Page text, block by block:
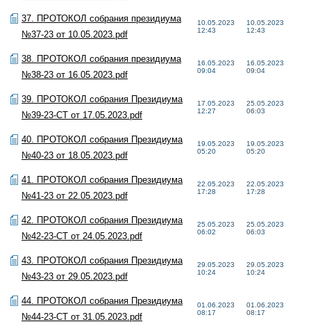
37. ПРОТОКОЛ собрания президиума
№37-23 от 10.05.2023.pdf
10.05.2023
12:43
10.05.2023
12:43
38. ПРОТОКОЛ собрания президиума
№38-23 от 16.05.2023.pdf
16.05.2023
09:04
16.05.2023
09:04
39. ПРОТОКОЛ собрания Президиума
№39-23-СТ от 17.05.2023.pdf
17.05.2023
12:27
25.05.2023
06:03
40. ПРОТОКОЛ собрания Президиума
№40-23 от 18.05.2023.pdf
19.05.2023
05:20
19.05.2023
05:20
41. ПРОТОКОЛ собрания Президиума
№41-23 от 22.05.2023.pdf
22.05.2023
17:28
22.05.2023
17:28
42. ПРОТОКОЛ собрания Президиума
№42-23-СТ от 24.05.2023.pdf
25.05.2023
06:02
25.05.2023
06:03
43. ПРОТОКОЛ собрания Президиума
№43-23 от 29.05.2023.pdf
29.05.2023
10:24
29.05.2023
10:24
44. ПРОТОКОЛ собрания Президиума
№44-23-СТ от 31.05.2023.pdf
01.06.2023
08:17
01.06.2023
08:17